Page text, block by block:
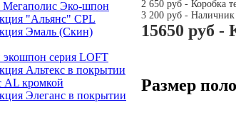
Мегаполис Эко-шпон
"Альянс" CPL
Эмаль (Скин)
экошпон серия LOFT
Альтекс в покрытии
кромкой
Элеганс в покрытии
2 650 руб - Коробка
3 200 руб - Наличник
15650 руб -
Размер